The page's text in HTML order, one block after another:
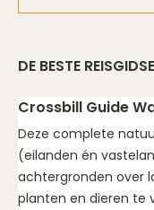
DE BESTE
Crossbill Guide
Deze complete
(eilanden én
achtergronden over
planten en dieren te